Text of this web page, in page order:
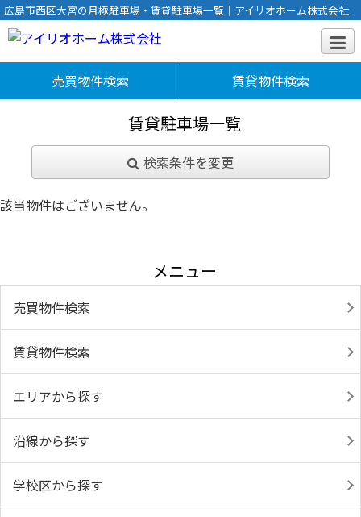
広島市西区大宮の月極駐車場・賃貸駐車場一覧｜アイリオホーム株式会社
売買物件検索 賃貸物件検索
賃貸駐車場一覧
検索条件を変更
該当物件はございません。
メニュー
売買物件検索
賃貸物件検索
エリアから探す
沿線から探す
学校区から探す